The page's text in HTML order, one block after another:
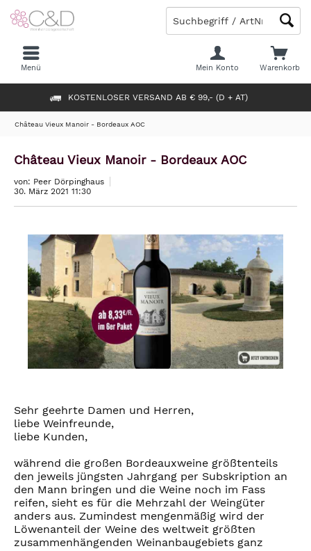
KOSTENLOSER VERSAND AB € 99,- (D + AT)
Warenkorb
Mein Konto
Menü
Château Vieux Manoir - Bordeaux AOC
Château Vieux Manoir - Bordeaux AOC
von: Peer Dörpinghaus
30. März 2021 11:30
Sehr geehrte Damen und Herren,
liebe Weinfreunde,
liebe Kunden,
während die großen Bordeauxweine größtenteils
den jeweils jüngsten Jahrgang per Subskription an
den Mann bringen und die Weine noch im Fass
reifen, sieht es für die Mehrzahl der Weingüter
anders aus. Zumindest mengenmäßig wird der
Löwenanteil der Weine des weltweit größten
zusammenhängenden Weinanbaugebiets ganz